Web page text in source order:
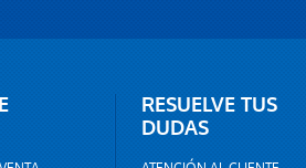
RESUELVE TUS
DUDAS